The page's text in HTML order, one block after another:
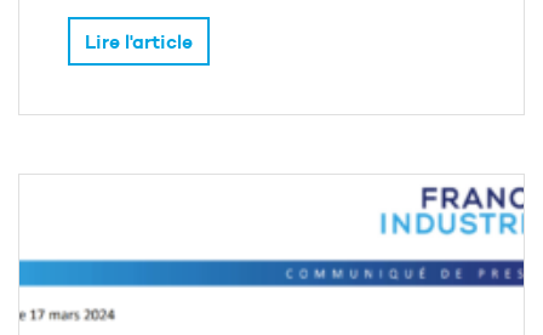
Lire l'article